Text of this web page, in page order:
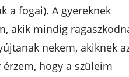
a fogai). A gyereknek
akik mindig
nekem, akiknek
hogy a szüleim